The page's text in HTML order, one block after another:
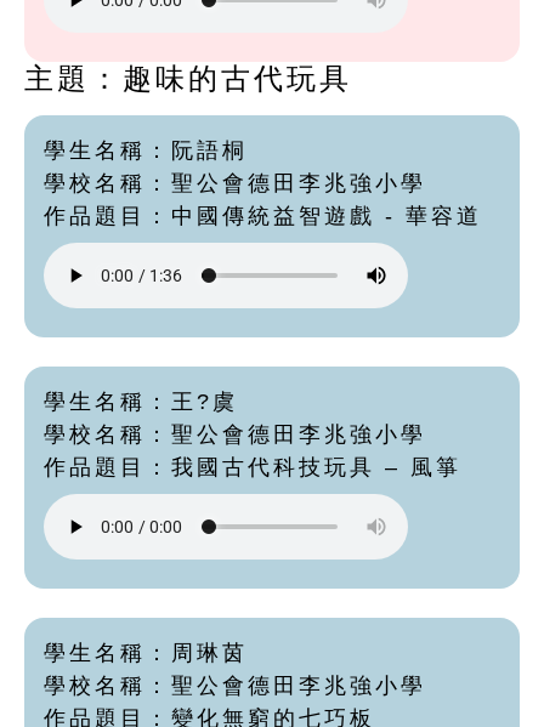
主題：趣味的古代玩具
學生名稱：阮語桐
學校名稱：聖公會德田李兆強小學
作品題目：中國傳統益智遊戲 - 華容道
學生名稱：王?虞
學校名稱：聖公會德田李兆強小學
作品題目：我國古代科技玩具 – 風箏
學生名稱：周琳茵
學校名稱：聖公會德田李兆強小學
作品題目：變化無窮的七巧板